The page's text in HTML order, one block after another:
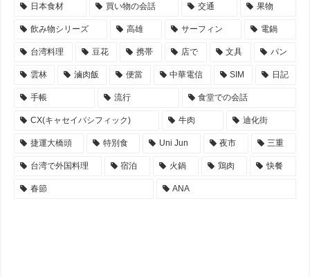
日本食材 買い物の会話 交通 果物
飲み物シリーズ 高雄 サーフィン 電鍋
台湾料理 豆花 携帯 店で 文具 パン
雲林 滷肉飯 便當 中華電信 SIM 日記
手帳 流行 食堂での会話
CX(キャセイパシフィック) 牛肉 迪化街
捷運大橋頭 特別食 Uni Jun 夜市 三重
台湾で外国料理 宿泊 火鍋 鶏肉 快餐
春節 ANA